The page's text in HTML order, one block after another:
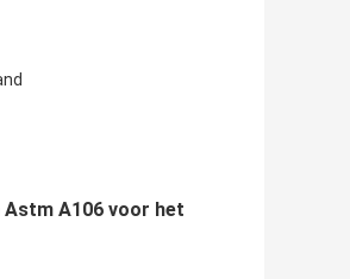
Astm A106 voor het